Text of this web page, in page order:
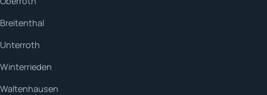
Breitenthal
Unterroth
Winterrieden
Waltenhausen